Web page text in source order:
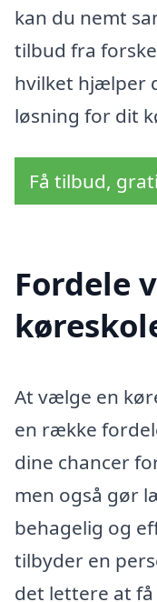
kan du nemt
tilbud fra
hvilket hjælper
løsning for dit
Få tilbud,
Fordele
At vælge en
en række
dine chancer
men også gør
behagelig og
tilbyder en
det lettere at